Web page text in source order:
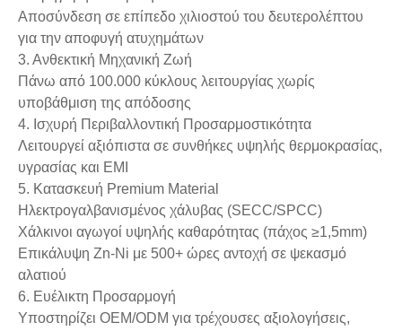
Αποσύνδεση σε επίπεδο χιλιοστού του δευτερολέπτου
για την αποφυγή ατυχημάτων
3. Ανθεκτική Μηχανική Ζωή
Πάνω από 100.000 κύκλους λειτουργίας χωρίς
υποβάθμιση της απόδοσης
4. Ισχυρή Περιβαλλοντική Προσαρμοστικότητα
Λειτουργεί αξιόπιστα σε συνθήκες υψηλής θερμοκρασίας,
υγρασίας και EMI
5. Κατασκευή Premium Material
Ηλεκτρογαλβανισμένος χάλυβας (SECC/SPCC)
Χάλκινοι αγωγοί υψηλής καθαρότητας (πάχος ≥1,5mm)
Επικάλυψη Zn-Ni με 500+ ώρες αντοχή σε ψεκασμό
αλατιού
6. Ευέλικτη Προσαρμογή
Υποστηρίζει OEM/ODM για τρέχουσες αξιολογήσεις,